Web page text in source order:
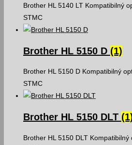
Brother HL 5140 LT Kompatibilný
STMC
Brother HL 5150 D (1)
Brother HL 5150 D Kompatibilný
STMC
Brother HL 5150 DLT
Brother HL 5150 DLT